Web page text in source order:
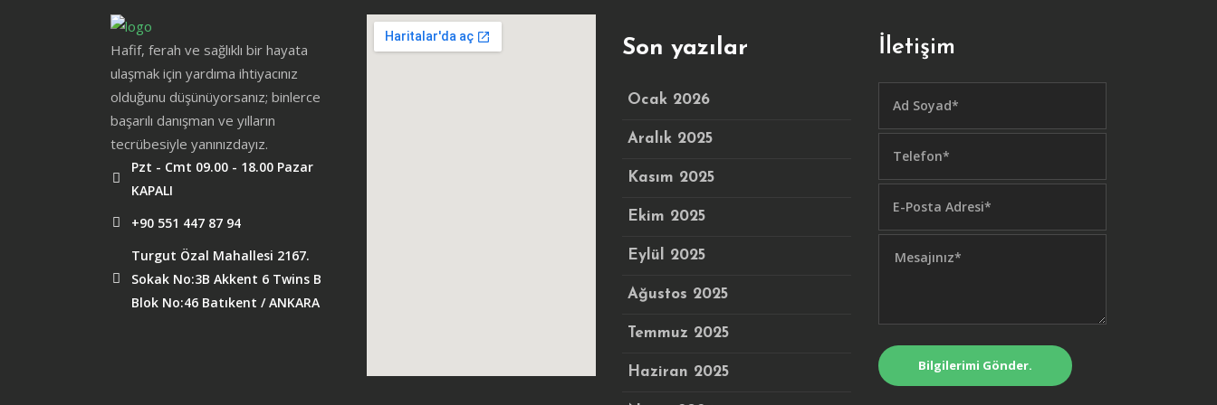
Hafif, ferah ve sağlıklı bir hayata
ulaşmak için yardıma ihtiyacınız
olduğunu düşünüyorsanız; binlerce
başarılı danışman ve yılların
tecrübesiyle yanınızdayız.
Pzt - Cmt 09.00 - 18.00 Pazar
KAPALI
+90 551 447 87 94
Turgut Özal Mahallesi 2167.
Sokak No:3B Akkent 6 Twins B
Blok No:46 Batıkent / ANKARA
Son yazılar
Ocak 2026
Aralık 2025
Kasım 2025
Ekim 2025
Eylül 2025
Ağustos 2025
Temmuz 2025
Haziran 2025
İletişim